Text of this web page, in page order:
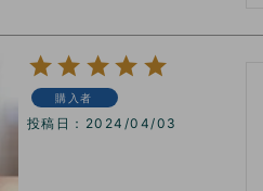
購入者
投稿日 2024/04/03